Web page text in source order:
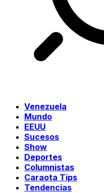
Venezuela
Mundo
EEUU
Sucesos
Show
Deportes
Columnistas
Caraota Tips
Tendencias